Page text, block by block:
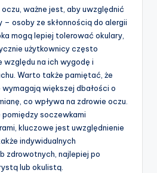
ważne jest, aby uwzględnić
osoby ze skłonnością do alergii
mogą lepiej tolerować okulary,
użytkownicy często
na ich wygodę i
Warto także pamiętać, że
większej dbałości o
co wpływa na zdrowie oczu.
soczewkami
kluczowe jest uwzględnienie
indywidualnych
zdrowotnych, najlepiej po
lub okulistą.